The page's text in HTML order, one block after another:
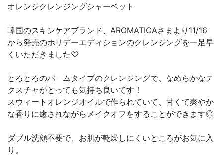
オレンジクレンジングシャーベット
韓国のスキンケアブランド、AROMATICAさまより11/16
から発売のホリデーエディションのクレンジングを一足早
くいただきました♡
とろとろのバームタイプのクレンジングで、なめらかなテ
クスチャがとっても気持ち良いです！
スウィートオレンジオイルで作られていて、甘くて爽やか
な香りに癒されながらメイクオフをすることができます◎
ダブル洗顔不要で、お肌が乾燥しにくいところがお気に入
り。